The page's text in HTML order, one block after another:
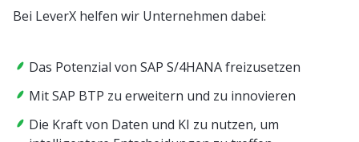
Bei LeverX helfen wir Unternehmen dabei:
Das Potenzial von SAP S/4HANA freizusetzen
Mit SAP BTP zu erweitern und zu innovieren
Die Kraft von Daten und KI zu nutzen, um